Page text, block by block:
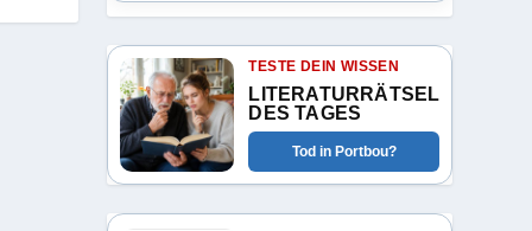
TESTE DEIN WISSEN
LITERATURRÄTSEL
DES TAGES
Tod in Portbou?